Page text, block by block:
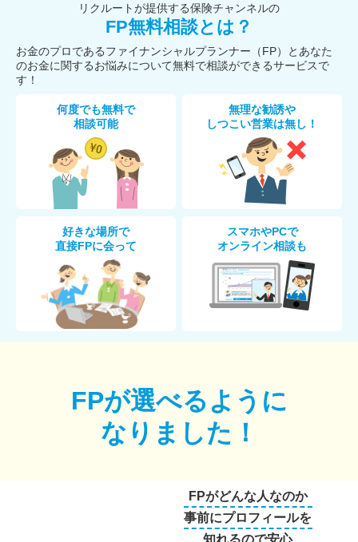
リクルートが提供する保険チャンネルの
FP無料相談とは？
お金のプロであるファイナンシャルプランナー（FP）とあなた
のお金に関するお悩みについて無料で相談ができるサービスで
す！
何度でも無料で
相談可能
無理な勧誘や
しつこい営業は無し！
好きな場所で
直接FPに会って
スマホやPCで
オンライン相談も
FPが選べるように
なりました！
FPがどんな人なのか
事前にプロフィールを
知れるので安心